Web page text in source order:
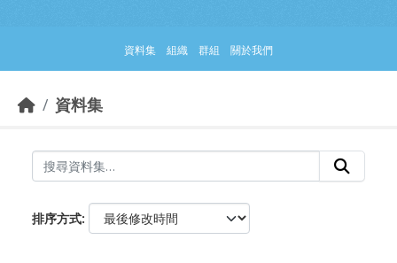
資料集 組織 群組 關於我們
資料集
排序方式